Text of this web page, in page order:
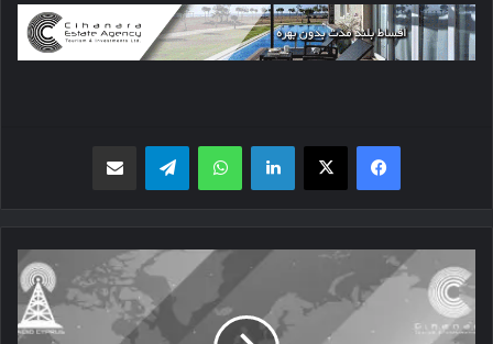
فیسبوک X لینکدین واتس اپ تلگرام